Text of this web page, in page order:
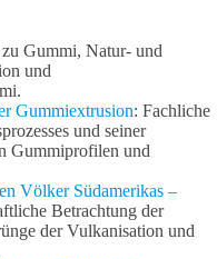
Gummi, Natur- und
und
Gummiextrusion: Fachliche
und seiner
Gummiprofilen und
Völker Südamerikas –
Betrachtung der
der Vulkanisation und